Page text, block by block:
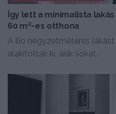
Így lett a minimalista
60 m²-es otthona
A 60 négyzetméteres
alakították ki, akik sokat...